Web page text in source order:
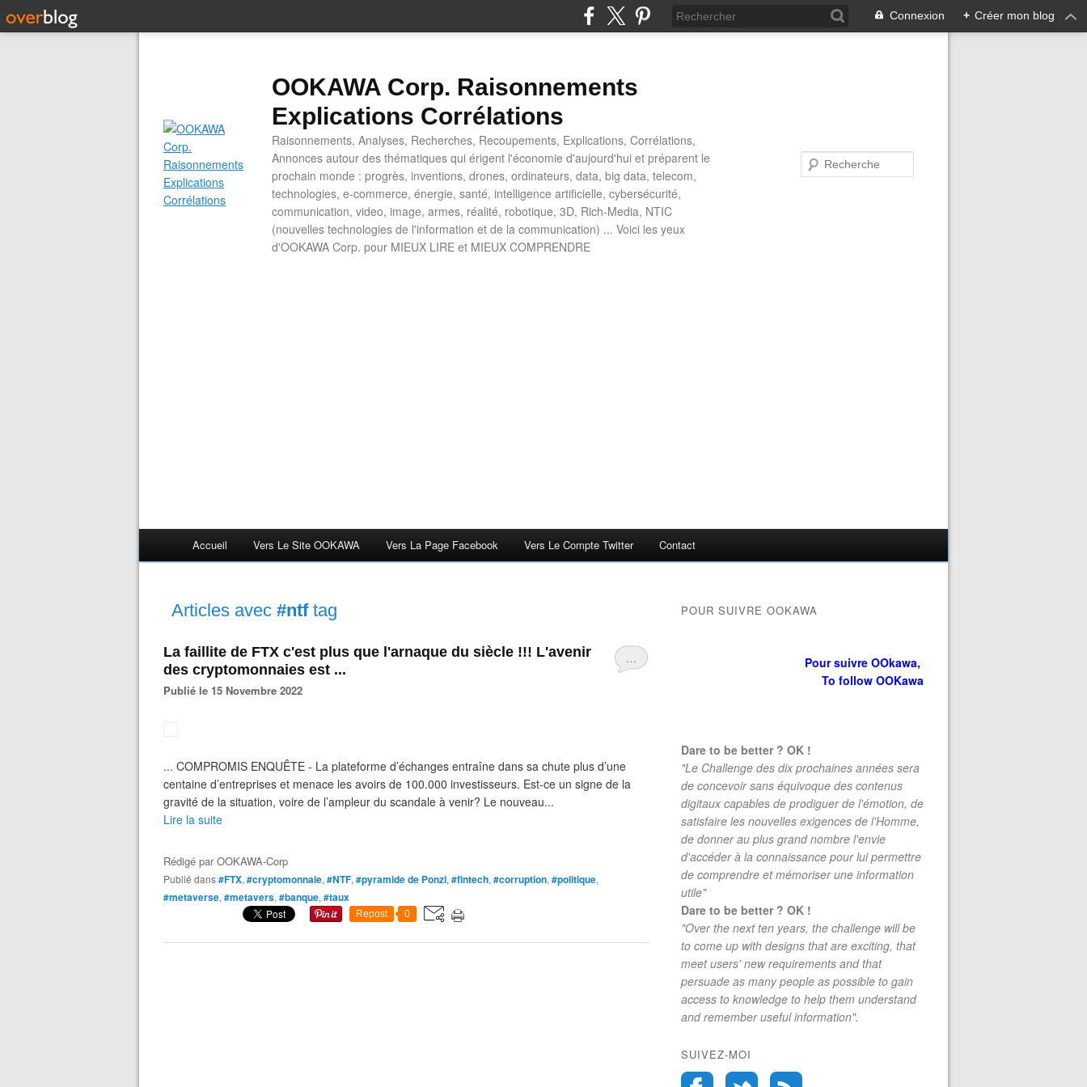
Connexion + Créer mon blog
OOKAWA Corp. Raisonnements
Explications Corrélations
Raisonnements, Analyses, Recherches, Recoupements, Explications, Corrélations,
Annonces autour des thématiques qui érigent l'économie d'aujourd'hui et préparent le
prochain monde : progrès, inventions, drones, ordinateurs, data, big data, telecom,
technologies, e-commerce, énergie, santé, intelligence artificielle, cybersécurité,
communication, video, image, armes, réalité, robotique, 3D, Rich-Media, NTIC
(nouvelles technologies de l'information et de la communication) ... Voici les yeux
d'OOKAWA Corp. pour MIEUX LIRE et MIEUX COMPRENDRE
Accueil Vers Le Site OOKAWA Vers La Page Facebook Vers Le Compte Twitter Contact
Articles avec #ntftag
…
La faillite de FTX c'est plus que l'arnaque du siècle !!! L'avenir
des cryptomonnaies est ...
Publié le 15 Novembre 2022
... COMPROMIS ENQUÊTE - La plateforme d’échanges entraîne dans sa chute plus d’une
centaine d’entreprises et menace les avoirs de 100.000 investisseurs. Est-ce un signe de la
gravité de la situation, voire de l’ampleur du scandale à venir? Le nouveau...
Lire la suite
Rédigé parOOKAWA-Corp
Publié dans#FTX, #cryptomonnaie, #NTF, #pyramide de Ponzi, #fintech, #corruption, #politique,
#metaverse, #metavers, #banque, #taux
Repost 0
POUR SUIVRE OOKAWA
Pour suivre OOkawa,
To follow OOKawa
Dare to be better ? OK !
"Le Challenge des dix prochaines années sera
de concevoir sans équivoque des contenus
digitaux capables de prodiguer de l'émotion, de
satisfaire les nouvelles exigences de l'Homme,
de donner au plus grand nombre l'envie
d'accéder à la connaissance pour lui permettre
de comprendre et mémoriser une information
utile"
Dare to be better ? OK !
"Over the next ten years, the challenge will be
to come up with designs that are exciting, that
meet users' new requirements and that
persuade as many people as possible to gain
access to knowledge to help them understand
and remember useful information".
SUIVEZ-MOI